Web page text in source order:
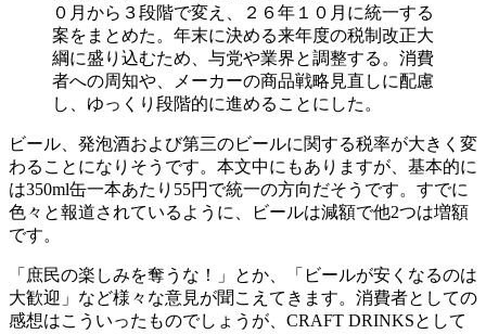
０月から３段階で変え、２６年１０月に統一する
案をまとめた。年末に決める来年度の税制改正大
綱に盛り込むため、与党や業界と調整する。消費
者への周知や、メーカーの商品戦略見直しに配慮
し、ゆっくり段階的に進めることにした。
ビール、発泡酒および第三のビールに関する税率が大きく変
わることになりそうです。本文中にもありますが、基本的に
は350ml缶一本あたり55円で統一の方向だそうです。すでに
色々と報道されているように、ビールは減額で他2つは増額
です。
「庶民の楽しみを奪うな！」とか、「ビールが安くなるのは
大歓迎」など様々な意見が聞こえてきます。消費者としての
感想はこういったものでしょうが、CRAFT DRINKSとして